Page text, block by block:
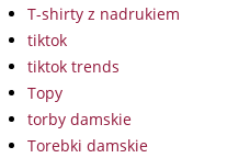
T-shirty z nadrukiem
tiktok
tiktok trends
Topy
torby damskie
Torebki damskie